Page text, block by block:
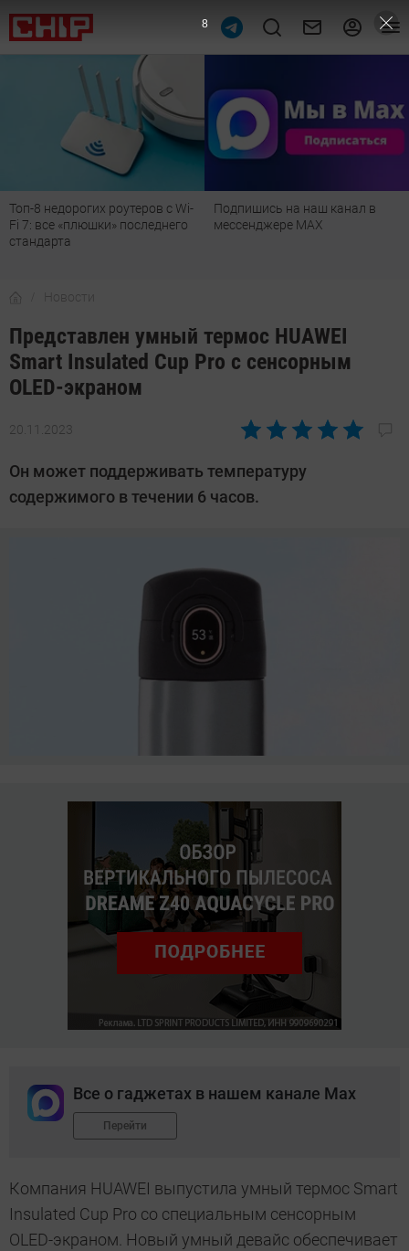
Топ-8 недорогих роутеров с Wi-
Fi 7: все «плюшки» последнего
стандарта
Подпишись на наш канал в
мессенджере МАХ
Новости
Представлен умный термос HUAWEI
Smart Insulated Cup Pro с сенсорным
OLED-экраном
20.11.2023
Автор:
Довлатова
Он может поддерживать температуру
содержимого в течении 6 часов.
Все о гаджетах в нашем канале Max
Перейти
Компания HUAWEI выпустила умный термос Smart
Insulated Cup Pro со специальным сенсорным
OLED-экраном. Новый умный девайс обеспечивает
7